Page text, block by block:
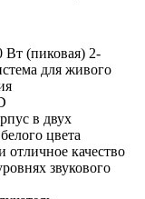
(пиковая) 2-
для живого
в двух
цвета
отличное качество
звукового